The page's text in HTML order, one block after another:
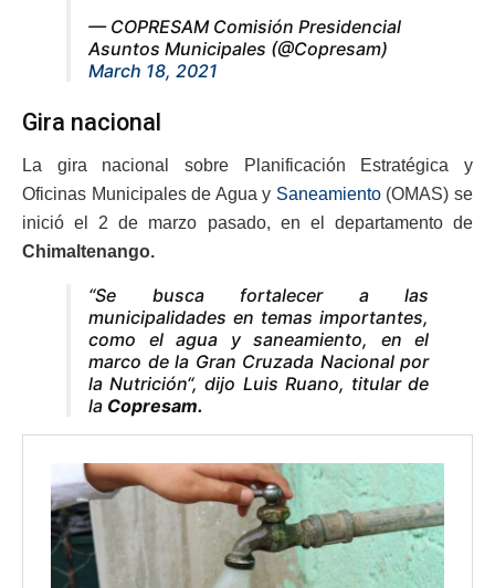
— COPRESAM Comisión Presidencial
Asuntos Municipales (@Copresam)
March 18, 2021
Gira nacional
La gira nacional sobre Planificación Estratégica y
Oficinas Municipales de Agua y Saneamiento(OMAS) se
inició el 2 de marzo pasado, en el departamento de
Chimaltenango.
“Se busca fortalecer a las
municipalidades en temas importantes,
como el agua y saneamiento, en el
marco de la Gran Cruzada Nacional por
la Nutrición“, dijo Luis Ruano, titular de
la Copresam.